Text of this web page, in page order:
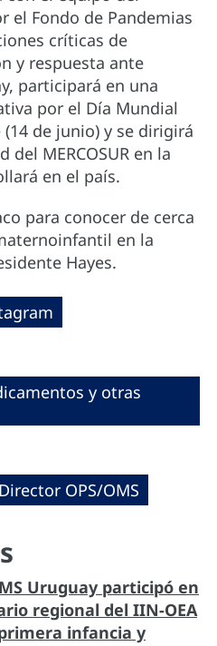
el Fondo de Pandemias
críticas de
y respuesta ante
participará en una
por el Día Mundial
de junio) y se dirigirá
MERCOSUR en la
en el país.
para conocer de cerca
en la
Hayes.
y otras
OPS/OMS
Uruguay participó en
regional del IIN-OEA
infancia y